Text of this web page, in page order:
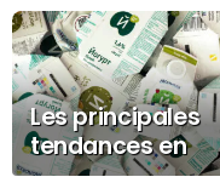
Les principales
tendances en
matière de